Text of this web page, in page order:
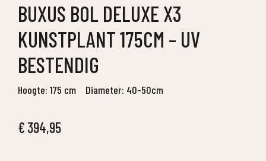
BUXUS BOL DELUXE X3
KUNSTPLANT 175CM – UV
BESTENDIG
Hoogte: 175 cm Diameter: 40-50cm
€ 394,95